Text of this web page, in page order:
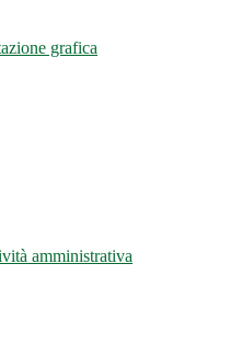
grafica
amministrativa